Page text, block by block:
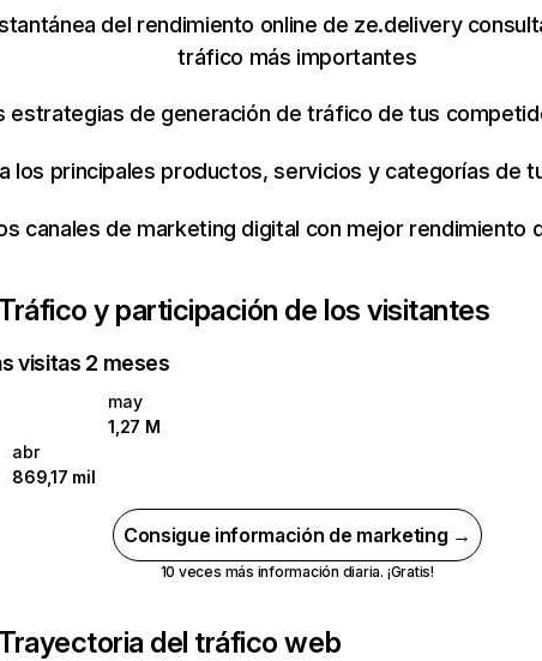
del rendimiento online de ze.delivery
tráfico más importantes
estrategias de generación de tráfico de tus
los principales productos, servicios y categorías de
canales de marketing digital con mejor rendimiento
y participación de los visitantes
visitas 2 meses
may
1,27 M
abr
869,17 mil
Consigue información de marketing →
10 veces más información diaria. ¡Gratis!
del tráfico web